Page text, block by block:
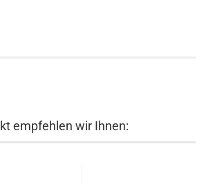
empfehlen wir Ihnen: